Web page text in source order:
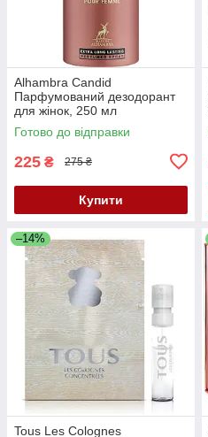
Alhambra Candid
Парфумований дезодорант
для жінок, 250 мл
Готово до відправки
225 ₴ 275 ₴
Купити
–14%
Tous Les Colognes